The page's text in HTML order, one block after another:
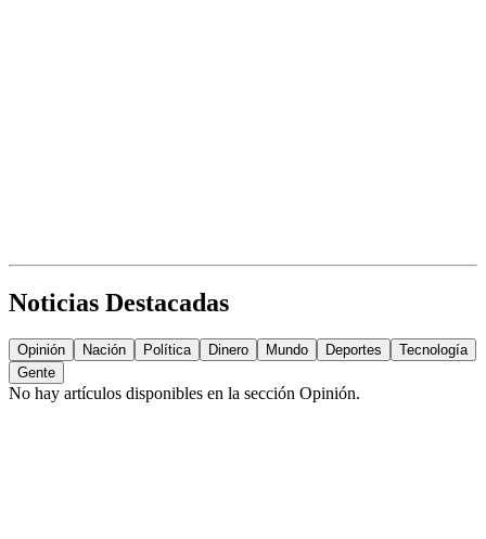
Noticias Destacadas
Opinión Nación Política Dinero Mundo Deportes
Tecnología
Gente
No hay artículos disponibles en la sección Opinión.